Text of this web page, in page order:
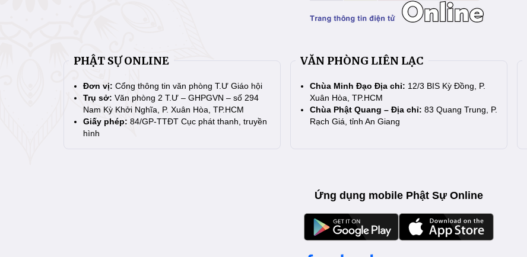
PHẬT SỰ ONLINE
Đơn vị: Cổng thông tin văn phòng T.Ư Giáo hội
Trụ sở: Văn phòng 2 T.Ư – GHPGVN – số 294
Nam Kỳ Khởi Nghĩa, P. Xuân Hòa, TP.HCM
Giấy phép: 84/GP-TTĐT Cục phát thanh, truyền
hình
VĂN PHÒNG LIÊN LẠC
Chùa Minh Đạo Địa chỉ: 12/3 BIS Kỳ Đồng, P.
Xuân Hòa, TP.HCM
Chùa Phật Quang – Địa chỉ: 83 Quang Trung, P.
Rạch Giá, tỉnh An Giang
Ứng dụng mobile Phật Sự Online